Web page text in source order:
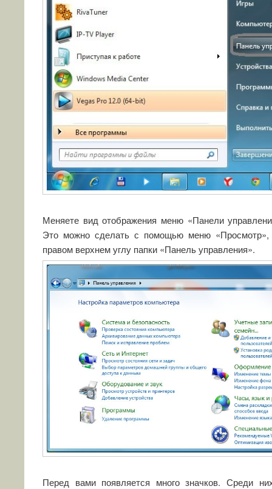
Меняете вид отображения меню «Панели
Это можно сделать с помощью меню «Просмотр»,
правом верхнем углу папки «Панель управления».
Перед вами появляется много значков. Среди